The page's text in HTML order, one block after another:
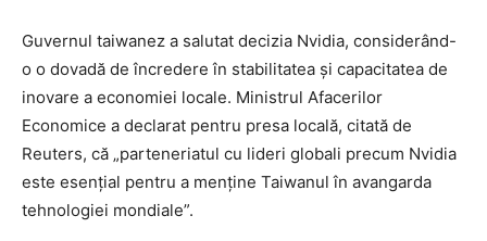
Guvernul taiwanez a salutat decizia Nvidia, considerând-
o o dovadă de încredere în stabilitatea și capacitatea de
inovare a economiei locale. Ministrul Afacerilor
Economice a declarat pentru presa locală, citată de
Reuters, că „parteneriatul cu lideri globali precum Nvidia
este esențial pentru a menține Taiwanul în avangarda
tehnologiei mondiale”.